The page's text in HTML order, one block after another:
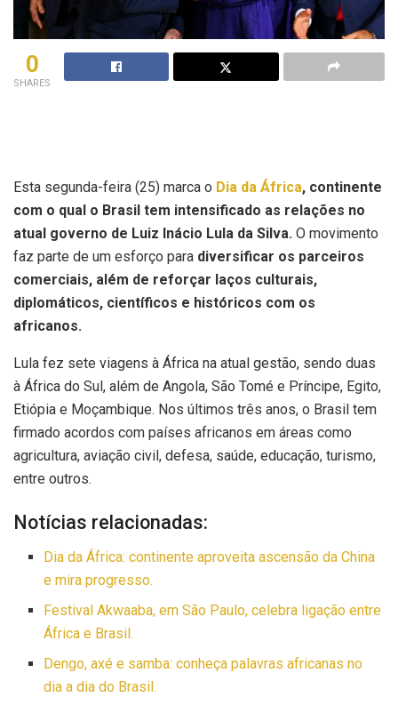
0
SHARES
Esta segunda-feira (25) marca o Dia da África, continente
com o qual o Brasil tem intensificado as relações no
atual governo de Luiz Inácio Lula da Silva. O movimento
faz parte de um esforço para diversificar os parceiros
comerciais, além de reforçar laços culturais,
diplomáticos, científicos e históricos com os
africanos.
Lula fez sete viagens à África na atual gestão, sendo duas
à África do Sul, além de Angola, São Tomé e Príncipe, Egito,
Etiópia e Moçambique. Nos últimos três anos, o Brasil tem
firmado acordos com países africanos em áreas como
agricultura, aviação civil, defesa, saúde, educação, turismo,
entre outros.
Notícias relacionadas:
Dia da África: continente aproveita ascensão da China
e mira progresso.
Festival Akwaaba, em São Paulo, celebra ligação entre
África e Brasil.
Dengo, axé e samba: conheça palavras africanas no
dia a dia do Brasil.